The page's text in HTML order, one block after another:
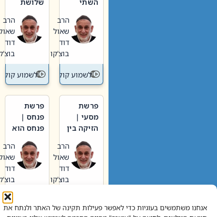
אנחנו משתמשים בעוגיות כדי לאפשר פעילות תקינה של האתר ולנתח את
וערב של
חיינו
הרב
שאול
דוד
בוצ'קו
לשמוע קול תורה – מדרש
האבות
הרב
שאול
דוד
בוצ'קו
לשמוע קול
פרשת
מסעי |
הזיקה בין
הגדול לעם הרב
שאול
דוד
בוצ'קו
לשמוע קול תורה – מדרש
פרשת
פנחס |
פנחס הוא
אליהו: בין
קנאות
הורסת
לקנאות
בונה
הרב
שאול
דוד
בוצ'קו
לשמוע קול